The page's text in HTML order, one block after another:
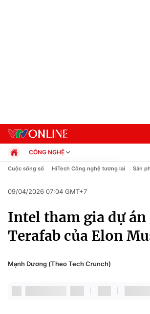
Chính trị
CÔNG NGHỆ
Chính trị
Pháp luật
Thể thao
Truyền hình
Văn hóa - Giải trí
Đời sống
Giáo dục
Cuộc sống số HiTech Công nghệ tương lai Sản
09/04/2026 07:04 GMT+7
Intel tham gia dự
Terafab của Elon
Mạnh Dương (Theo Tech Crunch)